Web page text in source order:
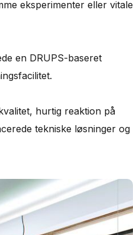
eksperimenter eller vitale
en DRUPS-baseret
hurtig reaktion på
tekniske løsninger og